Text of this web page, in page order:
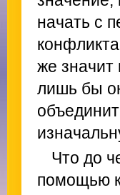
начать с
же значит
лишь бы
Что до
помощью